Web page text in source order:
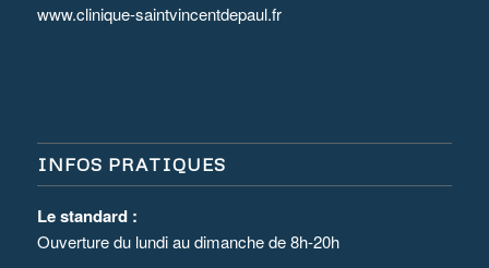
www.clinique-saintvincentdepaul.fr
INFOS PRATIQUES
Le standard :
Ouverture du lundi au dimanche de 8h-20h